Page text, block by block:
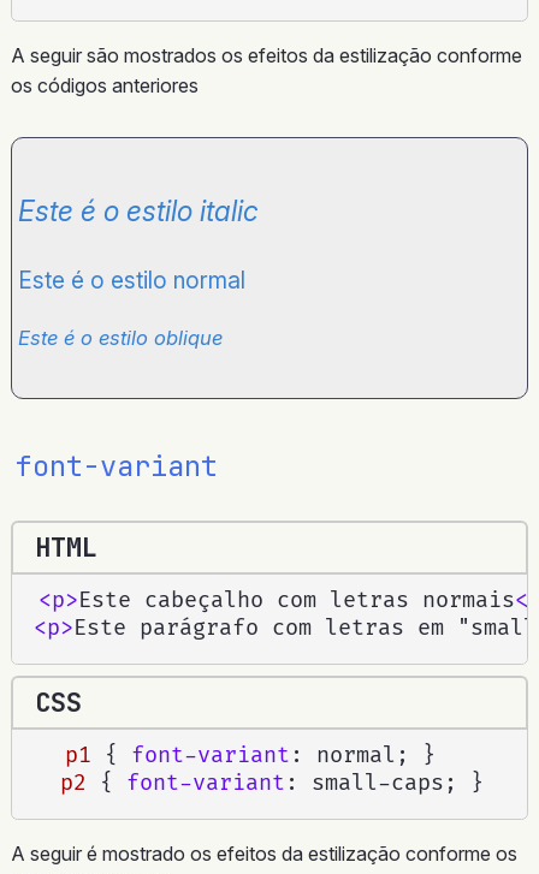
A seguir são mostrados os efeitos da estilização conforme
os códigos anteriores
Este é o estilo italic
Este é o estilo normal
Este é o estilo oblique
font-variant
HTML
<p>Este cabeçalho com letras normais
<p>Este parágrafo com letras em
CSS
p1 { font-variant : normal ;
}
p2
{ font-variant : small-caps ; }
A seguir é mostrado os efeitos da estilização conforme os